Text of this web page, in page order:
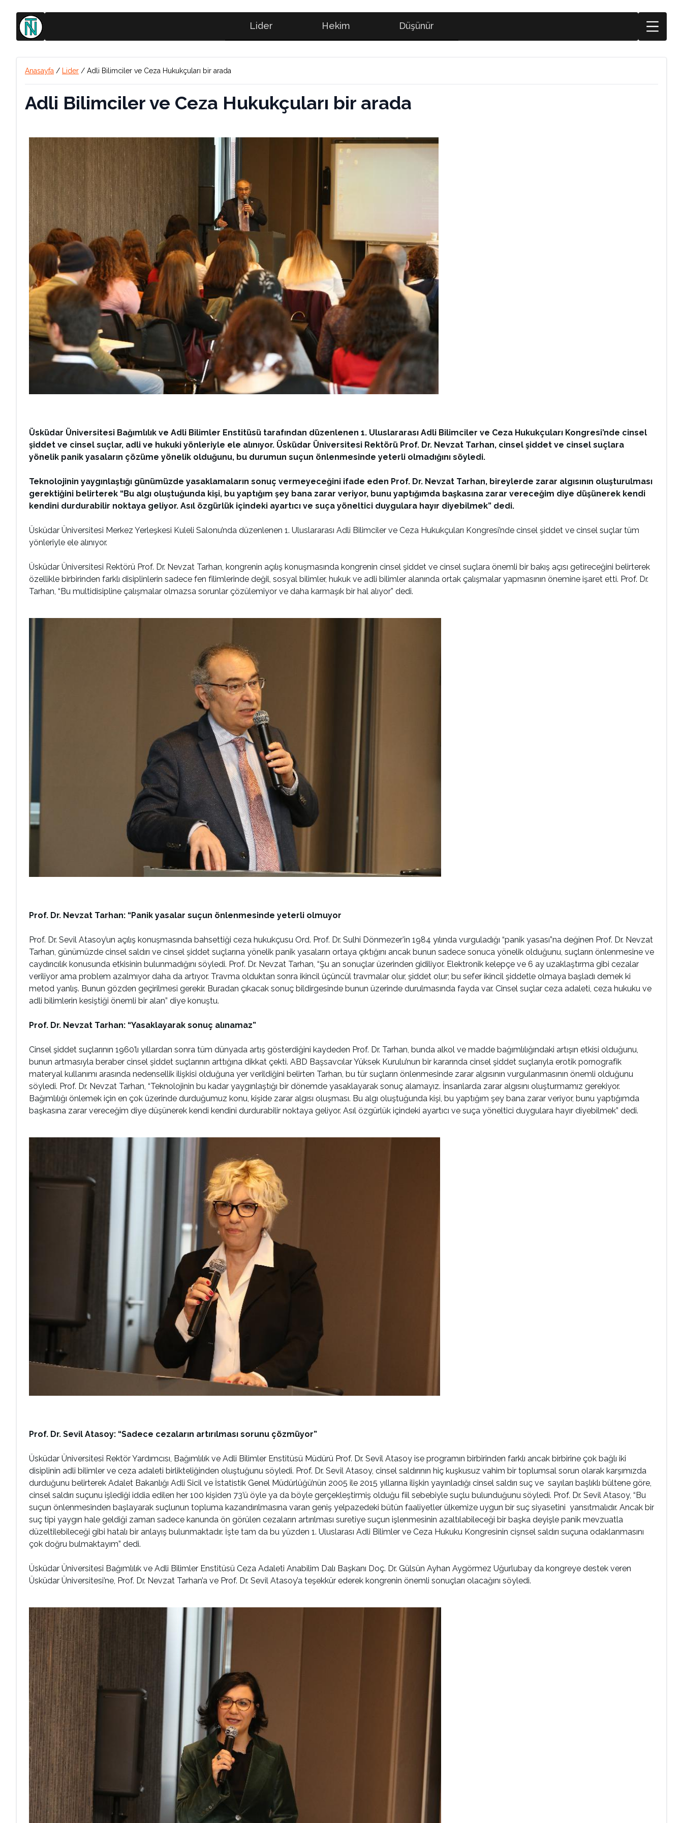
Lider Hekim Düşünür
Anasayfa / Lider / Adli Bilimciler ve Ceza Hukukçuları bir arada
Adli Bilimciler ve Ceza Hukukçuları bir arada
Üsküdar Üniversitesi Bağımlılık ve Adli Bilimler Enstitüsü tarafından düzenlenen 1. Uluslararası Adli Bilimciler ve Ceza Hukukçuları Kongresi’nde cinsel
şiddet ve cinsel suçlar, adli ve hukuki yönleriyle ele alınıyor. Üsküdar Üniversitesi Rektörü Prof. Dr. Nevzat Tarhan, cinsel şiddet ve cinsel suçlara
yönelik panik yasaların çözüme yönelik olduğunu, bu durumun suçun önlenmesinde yeterli olmadığını söyledi.
Teknolojinin yaygınlaştığı günümüzde yasaklamaların sonuç vermeyeceğini ifade eden Prof. Dr. Nevzat Tarhan, bireylerde zarar algısının oluşturulması
gerektiğini belirterek “Bu algı oluştuğunda kişi, bu yaptığım şey bana zarar veriyor, bunu yaptığımda başkasına zarar vereceğim diye düşünerek kendi
kendini durdurabilir noktaya geliyor. Asıl özgürlük içindeki ayartıcı ve suça yöneltici duygulara hayır diyebilmek” dedi.
Üsküdar Üniversitesi Merkez Yerleşkesi Kuleli Salonu’nda düzenlenen 1. Uluslararası Adli Bilimciler ve Ceza Hukukçuları Kongresi’nde cinsel şiddet ve cinsel suçlar tüm
yönleriyle ele alınıyor.
Üsküdar Üniversitesi Rektörü Prof. Dr. Nevzat Tarhan, kongrenin açılış konuşmasında kongrenin cinsel şiddet ve cinsel suçlara önemli bir bakış açısı getireceğini belirterek
özellikle birbirinden farklı disiplinlerin sadece fen filimlerinde değil, sosyal bilimler, hukuk ve adli bilimler alanında ortak çalışmalar yapmasının önemine işaret etti. Prof. Dr.
Tarhan, “Bu multidisipline çalışmalar olmazsa sorunlar çözülemiyor ve daha karmaşık bir hal alıyor” dedi.
Prof. Dr. Nevzat Tarhan: “Panik yasalar suçun önlenmesinde yeterli olmuyor
Prof. Dr. Sevil Atasoy’un açılış konuşmasında bahsettiği ceza hukukçusu Ord. Prof. Dr. Sulhi Dönmezer’in 1984 yılında vurguladığı “panik yasası”na değinen Prof. Dr. Nevzat
Tarhan, günümüzde cinsel saldırı ve cinsel şiddet suçlarına yönelik panik yasaların ortaya çıktığını ancak bunun sadece sonuca yönelik olduğunu, suçların önlenmesine ve
caydırıcılık konusunda etkisinin bulunmadığını söyledi. Prof. Dr. Nevzat Tarhan, “Şu an sonuçlar üzerinden gidiliyor. Elektronik kelepçe ve 6 ay uzaklaştırma gibi cezalar
veriliyor ama problem azalmıyor daha da artıyor. Travma olduktan sonra ikincil üçüncül travmalar olur, şiddet olur; bu sefer ikincil şiddetle olmaya başladı demek ki
metod yanlış. Bunun gözden geçirilmesi gerekir. Buradan çıkacak sonuç bildirgesinde bunun üzerinde durulmasında fayda var. Cinsel suçlar ceza adaleti, ceza hukuku ve
adli bilimlerin kesiştiği önemli bir alan” diye konuştu.
Prof. Dr. Nevzat Tarhan: “Yasaklayarak sonuç alınamaz”
Cinsel şiddet suçlarının 1960’lı yıllardan sonra tüm dünyada artış gösterdiğini kaydeden Prof. Dr. Tarhan, bunda alkol ve madde bağımlılığındaki artışın etkisi olduğunu,
bunun artmasıyla beraber cinsel şiddet suçlarının arttığına dikkat çekti. ABD Başsavcılar Yüksek Kurulu’nun bir kararında cinsel şiddet suçlarıyla erotik pornografik
materyal kullanımı arasında nedensellik ilişkisi olduğuna yer verildiğini belirten Tarhan, bu tür suçların önlenmesinde zarar algısının vurgulanmasının önemli olduğunu
söyledi. Prof. Dr. Nevzat Tarhan, “Teknolojinin bu kadar yaygınlaştığı bir dönemde yasaklayarak sonuç alamayız. İnsanlarda zarar algısını oluşturmamız gerekiyor.
Bağımlılığı önlemek için en çok üzerinde durduğumuz konu, kişide zarar algısı oluşması. Bu algı oluştuğunda kişi, bu yaptığım şey bana zarar veriyor, bunu yaptığımda
başkasına zarar vereceğim diye düşünerek kendi kendini durdurabilir noktaya geliyor. Asıl özgürlük içindeki ayartıcı ve suça yöneltici duygulara hayır diyebilmek” dedi.
Prof. Dr. Sevil Atasoy: “Sadece cezaların artırılması sorunu çözmüyor”
Üsküdar Üniversitesi Rektör Yardımcısı, Bağımlılık ve Adli Bilimler Enstitüsü Müdürü Prof. Dr. Sevil Atasoy ise programın birbirinden farklı ancak birbirine çok bağlı iki
disiplinin adli bilimler ve ceza adaleti birlikteliğinden oluştuğunu söyledi. Prof. Dr. Sevil Atasoy, cinsel saldırının hiç kuşkusuz vahim bir toplumsal sorun olarak karşımızda
durduğunu belirterek Adalet Bakanlığı Adli Sicil ve İstatistik Genel Müdürlüğü’nün 2005 ile 2015 yıllarına ilişkin yayınladığı cinsel saldırı suç ve sayıları başlıklı bültene göre,
cinsel saldırı suçunu işlediği iddia edilen her 100 kişiden 73’ü öyle ya da böyle gerçekleştirmiş olduğu fiil sebebiyle suçlu bulunduğunu söyledi. Prof. Dr. Sevil Atasoy, “Bu
suçun önlenmesinden başlayarak suçlunun topluma kazandırılmasına varan geniş yelpazedeki bütün faaliyetler ülkemize uygun bir suç siyasetini yansıtmalıdır. Ancak bir
suç tipi yaygın hale geldiği zaman sadece kanunda ön görülen cezaların artırılması suretiye suçun işlenmesinin azaltılabileceği bir başka deyişle panik mevzuatla
düzeltilebileceği gibi hatalı bir anlayış bulunmaktadır. İşte tam da bu yüzden 1. Uluslarası Adli Bilimler ve Ceza Hukuku Kongresinin cişnsel saldırı suçuna odaklanmasını
çok doğru bulmaktayım” dedi.
Üsküdar Üniversitesi Bağımlılık ve Adli Bilimler Enstitüsü Ceza Adaleti Anabilim Dalı Başkanı Doç. Dr. Gülsün Ayhan Aygörmez Uğurlubay da kongreye destek veren
Üsküdar Üniversitesi’ne, Prof. Dr. Nevzat Tarhan’a ve Prof. Dr. Sevil Atasoy’a teşekkür ederek kongrenin önemli sonuçları olacağını söyledi.